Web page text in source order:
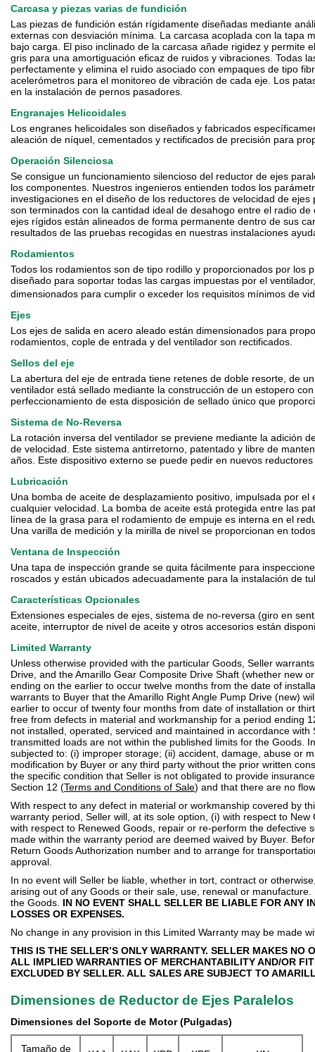
Carcasa y piezas varias de fundición
Las piezas de fundición están rígidamente diseñadas mediante
externas con desviación mínima. La carcasa acoplada con la tapa
bajo carga. El piso inclinado de la carcasa añade rigidez y permite
gris para una amortiguación eficaz de ruidos y vibraciones. Todas
perfectamente y elimina el ruido asociado con empaques de tipo
acelerómetros para el monitoreo de vibración de cada eje. Los
en la instalación de pernos pasadores.
Engranajes Helicoidales
Los engranes helicoidales son diseñados y fabricados
aleación de níquel, cementados y rectificados de precisión para
Operación Silenciosa
Se consigue un funcionamiento silencioso del reductor de ejes
los componentes. Nuestros ingenieros entienden todos los
investigaciones en el diseño de los reductores de velocidad de
son terminados con la cantidad ideal de desahogo entre el radio
ejes rígidos están alineados de forma permanente dentro de sus
resultados de las pruebas recogidas en nuestras instalaciones
Rodamientos
Todos los rodamientos son de tipo rodillo y proporcionados por
diseñado para soportar todas las cargas impuestas por el
dimensionados para cumplir o exceder los requisitos mínimos de
Ejes
Los ejes de salida en acero aleado están dimensionados para
rodamientos, cople de entrada y del ventilador son rectificados.
Sellos del eje
La abertura del eje de entrada tiene retenes de doble resorte, de
ventilador está sellado mediante la construcción de un estopero
perfeccionamiento de esta disposición de sellado único que
Sistema de No-Reversa
La rotación inversa del ventilador se previene mediante la adición
de velocidad. Este sistema antirretorno, patentado y libre de
años. Este dispositivo externo se puede pedir en nuevos
Lubricación
Una bomba de aceite de desplazamiento positivo, impulsada por
cualquier velocidad. La bomba de aceite está protegida entre las
línea de la grasa para el rodamiento de empuje es interna en el
Una varilla de medición y la mirilla de nivel se proporcionan en
Ventana de Inspección
Una tapa de inspección grande se quita fácilmente para
roscados y están ubicados adecuadamente para la instalación de
Características Opcionales
Extensiones especiales de ejes, sistema de no-reversa (giro en
aceite, interruptor de nivel de aceite y otros accesorios están
Limited Warranty
Unless otherwise provided with the particular Goods, Seller
Drive, and the Amarillo Gear Composite Drive Shaft (whether new
ending on the earlier to occur twelve months from the date of
warrants to Buyer that the Amarillo Right Angle Pump Drive (new)
earlier to occur of twenty four months from date of installation or
free from defects in material and workmanship for a period ending
not installed, operated, serviced and maintained in accordance
transmitted loads are not within the published limits for the Goods.
subjected to: (i) improper storage; (ii) accident, damage, abuse or
modification by Buyer or any third party without the prior written
the specific condition that Seller is not obligated to provide
Section 12 (Terms and Conditions of Sale) and that there are no
With respect to any defect in material or workmanship covered by
warranty period, Seller will, at its sole option, (i) with respect to
with respect to Renewed Goods, repair or re-perform the defective
made within the warranty period are deemed waived by Buyer.
Return Goods Authorization number and to arrange for
approval.
In no event will Seller be liable, whether in tort, contract or
arising out of any Goods or their sale, use, renewal or
the Goods. IN NO EVENT SHALL SELLER BE LIABLE FOR ANY
LOSSES OR EXPENSES.
No change in any provision in this Limited Warranty may be made
THIS IS THE SELLER’S ONLY WARRANTY. SELLER MAKES NO
ALL IMPLIED WARRANTIES OF MERCHANTABILITY AND/OR
EXCLUDED BY SELLER. ALL SALES ARE SUBJECT TO
Dimensiones de Reductor de Ejes Paralelos
Dimensiones del Soporte de Motor (Pulgadas)
Tamaño de